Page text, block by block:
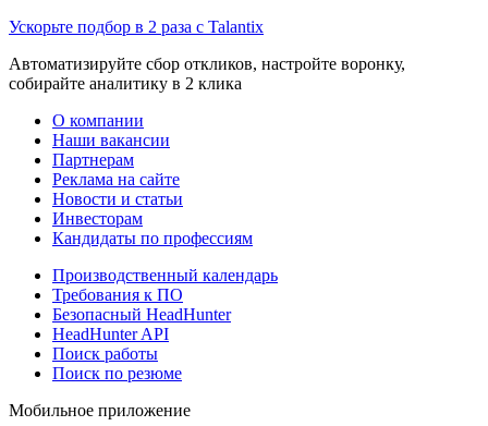
Ускорьте подбор в 2 раза с Talantix
Автоматизируйте сбор откликов, настройте воронку,
собирайте аналитику в 2 клика
О компании
Наши вакансии
Партнерам
Реклама на сайте
Новости и статьи
Инвесторам
Кандидаты по профессиям
Производственный календарь
Требования к ПО
Безопасный HeadHunter
HeadHunter API
Поиск работы
Поиск по резюме
Мобильное приложение